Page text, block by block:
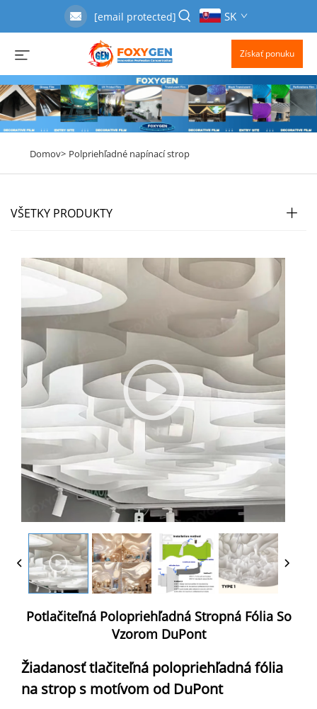
[email protected] SK
Získať ponuku
Domov> Polpriehľadné napínací strop
VŠETKY PRODUKTY
Potlačiteľná Polopriehľadná Stropná Fólia So
Vzorom DuPont
Žiadanosť tlačiteľná polopriehľadná fólia
na strop s motívom od DuPont